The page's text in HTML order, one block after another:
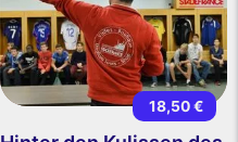
18,50 €